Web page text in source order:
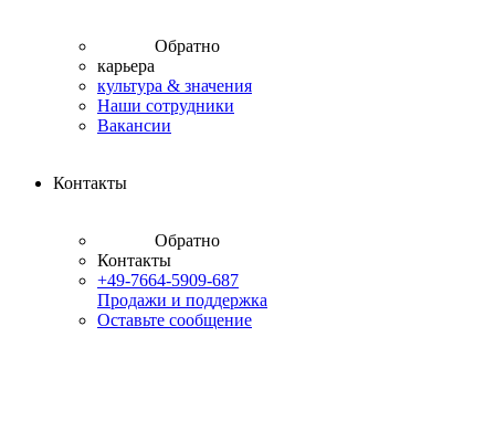
Обратно
карьера
культура & значения
Наши сотрудники
Вакансии
Контакты
Обратно
Контакты
+49-7664-5909-687
Продажи и поддержка
Оставьте сообщение